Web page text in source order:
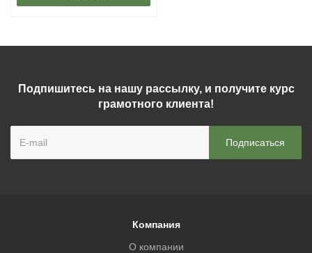
Подпишитесь на нашу рассылку, и получите курс
грамотного клиента!
Компания
О компании